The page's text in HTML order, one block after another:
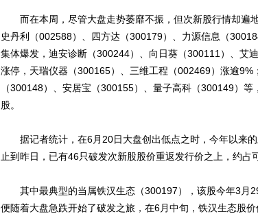
而在本周，尽管大盘走势萎靡不振，但次新股行情却遍
史丹利（002588）、四方达（300179）、力源信息（
集体爆发，迪安诊断（300244）、向日葵（300111）、艾
涨停，天瑞仪器（300165）、三维工程（002469）涨逾9%
（300148）、安居宝（300155）、量子高科（300149）
股。
据记者统计，在6月20日大盘创出低点之时，今年以来的
止到昨日，已有46只破发次新股股价重返发行价之上，约占
其中最典型的当属铁汉生态（300197），该股今年3月
便随着大盘急跌开始了破发之旅，在6月中旬，铁汉生态股